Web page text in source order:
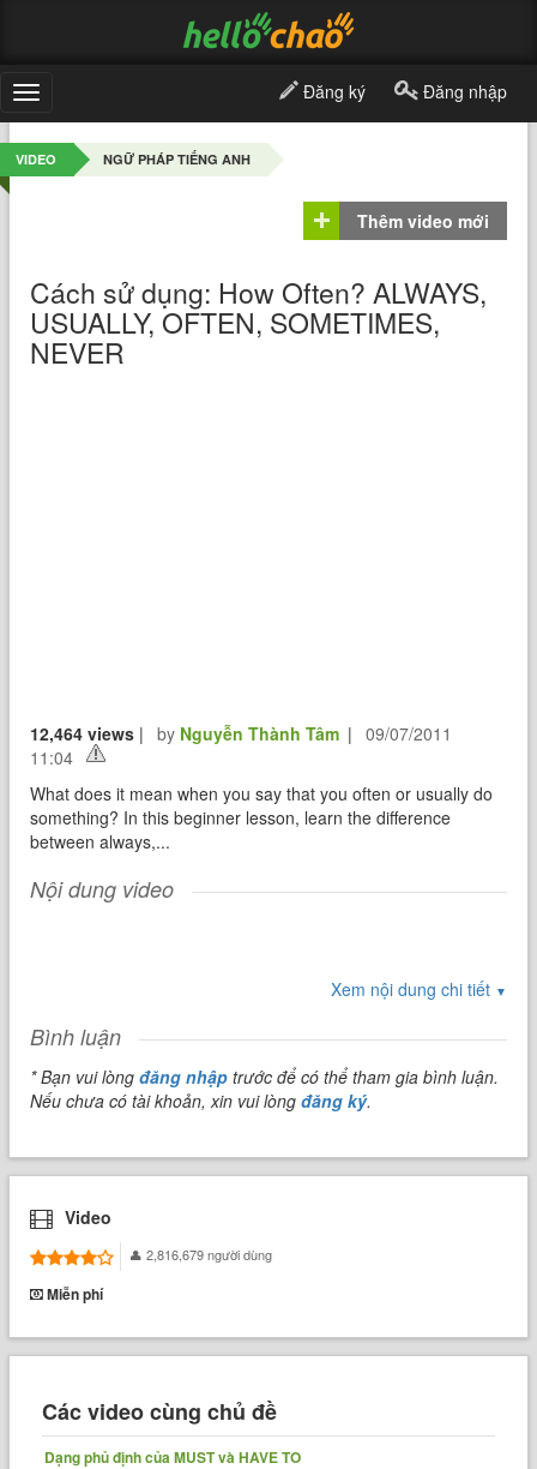
Toggle
navigation
Đăng ký Đăng nhập
VIDEO NGỮ PHÁP TIẾNG ANH
Thêm video mới
Cách sử dụng: How Often? ALWAYS,
USUALLY, OFTEN, SOMETIMES,
NEVER
12,464 views | by Nguyễn Thành Tâm |
09/07/2011
11:04
What does it mean when you say that you often or usually do
something? In this beginner lesson, learn the difference
between always,...
Nội dung video
Xem nội dung chi tiết ▼
Bình luận
* Bạn vui lòngđăng nhập trước để có thể tham gia bình luận.
Nếu chưa có tài khoản, xin vui lòngđăng ký.
Video
2,816,679 người dùng
Miễn phí
Các video cùng chủ đề
Dạng phủ định của MUST và HAVE TO